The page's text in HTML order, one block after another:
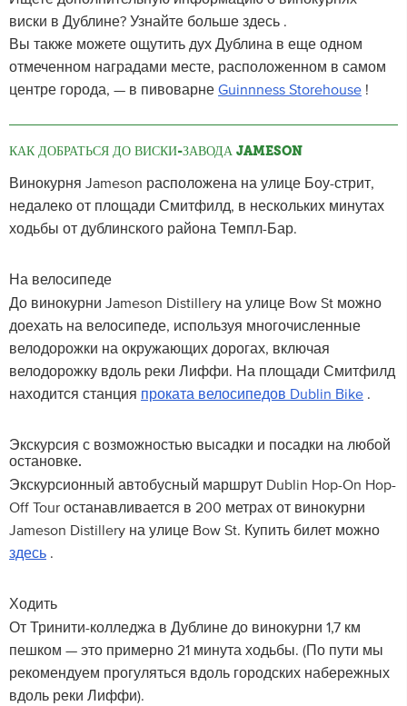
виски в Дублине? Узнайте больше здесь .
Вы также можете ощутить дух Дублина в еще одном
отмеченном наградами месте, расположенном в самом
центре города, — в пивоварне Guinnness Storehouse !
КАК ДОБРАТЬСЯ ДО ВИСКИ-ЗАВОДА JAMESON
Винокурня Jameson расположена на улице Боу-стрит,
недалеко от площади Смитфилд, в нескольких минутах
ходьбы от дублинского района Темпл-Бар.
На велосипеде
До винокурни Jameson Distillery на улице Bow St можно
доехать на велосипеде, используя многочисленные
велодорожки на окружающих дорогах, включая
велодорожку вдоль реки Лиффи. На площади Смитфилд
находится станция проката велосипедов Dublin Bike .
Экскурсия с возможностью высадки и посадки на любой
остановке.
Экскурсионный автобусный маршрут Dublin Hop-On Hop-
Off Tour останавливается в 200 метрах от винокурни
Jameson Distillery на улице Bow St. Купить билет можно
здесь .
Ходить
От Тринити-колледжа в Дублине до винокурни 1,7 км
пешком — это примерно 21 минута ходьбы. (По пути мы
рекомендуем прогуляться вдоль городских набережных
вдоль реки Лиффи).